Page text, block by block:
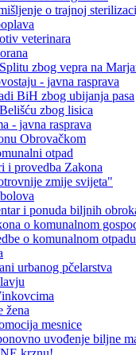
o trajnoj
veterinara
zbog vepra na
- javna rasprava
BiH zbog ubijanja pasa
zbog lisica
- javna rasprava
Obrovačkom
otpad
i provedba Zakona
zmije svijeta"
i ponuda biljnih
o komunalnom
o komunalnom otpadu
urbanog pčelarstva
žena
mesnice
uvođenje biljne